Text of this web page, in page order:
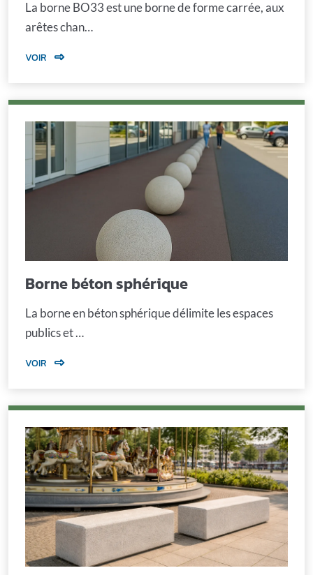
La borne BO33 est une borne de forme carrée, aux
arêtes chan…
VOIR
Borne béton sphérique
La borne en béton sphérique délimite les espaces
publics et …
VOIR